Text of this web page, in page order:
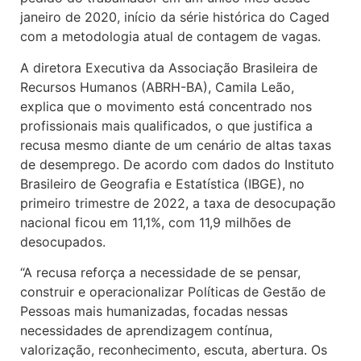
janeiro de 2020, início da série histórica do Caged
com a metodologia atual de contagem de vagas.
A diretora Executiva da Associação Brasileira de
Recursos Humanos (ABRH-BA), Camila Leão,
explica que o movimento está concentrado nos
profissionais mais qualificados, o que justifica a
recusa mesmo diante de um cenário de altas taxas
de desemprego. De acordo com dados do Instituto
Brasileiro de Geografia e Estatística (IBGE), no
primeiro trimestre de 2022, a taxa de desocupação
nacional ficou em 11,1%, com 11,9 milhões de
desocupados.
“A recusa reforça a necessidade de se pensar,
construir e operacionalizar Políticas de Gestão de
Pessoas mais humanizadas, focadas nessas
necessidades de aprendizagem contínua,
valorização, reconhecimento, escuta, abertura. Os